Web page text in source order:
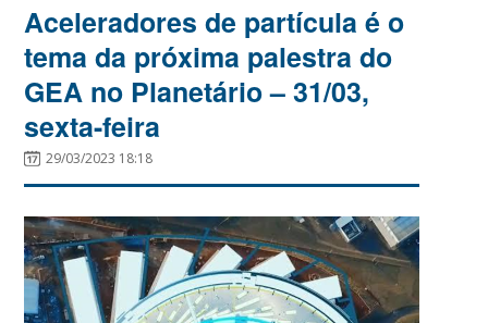
Aceleradores de partícula é o
tema da próxima palestra do
GEA no Planetário – 31/03,
sexta-feira
29/03/2023 18:18